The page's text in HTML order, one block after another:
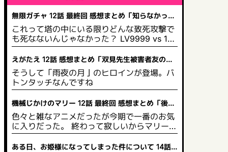
無限ガチャ 12話 最終回 感想まとめ「知らなかった
のか？大魔王からは逃げられない」
これって塔の中にいる限りどんな致死攻撃で
も死なないんじゃなかった？ LV9999 vs 100
0未満なら素手攻撃一回、秒で終わらせられ
たでしょ それを相手が折れるまで素手攻撃を
一度ずつ繰り返す 塔の魔力で決して絶命でき
ないわけで まあ1クールの尺や演出のためっ
てのはわかるが
えがたえ 12話 感想まとめ「双見先生被害者友の
会」
そうして「雨夜の月亅のヒロインが登場。バ
トンタッチなんですね
機械じかけのマリー 12話 最終回 感想まとめ「後方
彼氏面してるマリー2」
色々と雑なアニメだったが今期で一番のお気
に入りだった。 終わって寂しいからマリーの
単行本を買っちゃおうかな……(´；ω；`)/
ある日、お姫様になってしまった件について 14話